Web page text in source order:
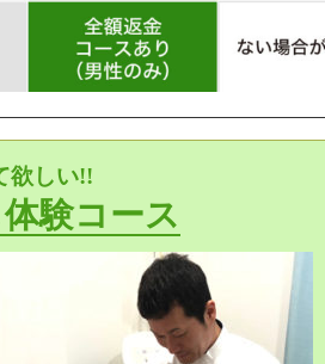
欲しい!!
験コース